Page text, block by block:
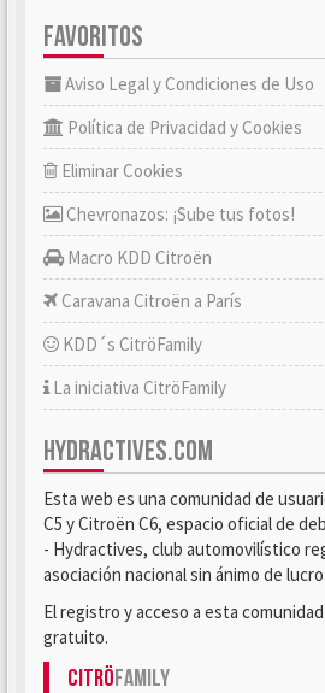
FAVORITOS
Aviso Legal y Condiciones de Uso
Política de Privacidad y Cookies
Eliminar Cookies
Chevronazos: ¡Sube tus fotos!
Macro KDD Citroën
Caravana Citroën a París
KDD´s CitröFamily
La iniciativa CitröFamily
HYDRACTIVES.COM
Esta web es una comunidad de
C5 y Citroën C6, espacio oficial de
- Hydractives, club automovilístico
asociación nacional sin ánimo de lucro.
El registro y acceso a esta
gratuito.
CitröFamily